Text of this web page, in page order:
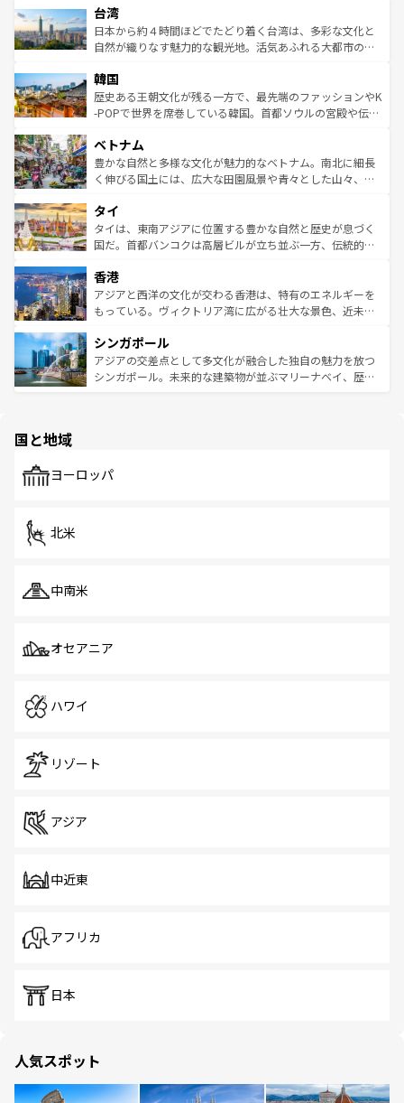
情報は
人々、おいしいローカルフードやハワイアンミュージッ
ク、伝統的なフラダンスなど、すべてがハワイの魅力を彩
っている。訪れるたびに新しい発見と感動が待っているハ
はコンテンツ一覧
リアリーフや大陸中央部にそびえるウルル（エアーズロッ
ク）、タスマニアの美しい原生林やケアンズの熱帯雨林な
ど、見どころがたくさん。また、カフェやワイン、オージ
いる。アクティビティも充実しており、サーフィンやダイ
ビング、ハイキングなど、アウトドア好きにはたまらな
い。オーストラリアの多彩な魅力を存分に味わいつくそ
参照してほしい。
台湾
日本から約４時間ほどでたどり着く台湾は、多彩な文化と
自然が織りなす魅力的な観光地。活気あふれる大都市の台
ン）、静ひつな山岳地帯である台湾東部など、都市の喧騒
と山間の静けさが共存しており、訪れる人に新しい発見と
驚きをもたらしてくれる。また、奥深い台湾の食文化も魅
容にもいいと評判のスイーツなど、バラエティ豊かな料理
が味わえる。 なお、新着の台湾情報は コンテンツ一覧を参
照してほしい。
韓国
歴史ある王朝文化が残る一方で、最先端のファッションやK
-POPで世界を席巻している韓国。首都ソウルの宮殿や伝統
き、地方に足を延ばせば四季折々の自然美を楽しむことが
できる。そして、キムチや焼肉、絶品のストリートフード
まで、さまざまな韓国料理が待っている。夜には、韓国な
リティに包まれながら、韓国の多彩な魅力を心ゆくまで味
わってみてほしい。 なお、新着の韓国情報はコンテンツ一
覧を参照してほしい。
ベトナム
豊かな自然と多様な文化が魅力的なベトナム。南北に細長
く伸びる国土には、広大な田園風景や青々とした山々、世
急速な発展と共に伝統が息づく。ハノイの古い町並みやホ
ーチミン市のフランス統治時代の建物も、独特の雰囲気を
醸し出している。また、バラエティの豊かさとおいしさで
とつ。フォーやバインミー、ベトナムコーヒーなどは、ぜ
ひ現地で味わいたい。どの地域を訪れてもあたたかい人々
が旅行者を迎えてくれるので、きっと忘れられない旅にな
参照してほしい。
タイ
タイは、東南アジアに位置する豊かな自然と歴史が息づく
国だ。首都バンコクは高層ビルが立ち並ぶ一方、伝統的な
の活気が交差している。北部ではチェンマイなどの山岳地
帯で自然と触れ合い、南部ではプーケットやクラビの美し
いビーチでリゾート気分を楽しむことができる。タイ料理
激する。気候は一年中温暖で、どの季節にも異なる楽しみ
が待っている。親しみやすいタイの人々、仏教を中心とし
た文化、そして多様な観光資源が、訪れる旅人を魅了し続
香港
アジアと西洋の文化が交わる香港は、特有のエネルギーを
もっている。ヴィクトリア湾に広がる壮大な景色、近未来
み、どこを訪れても感動するはず。観光スポットが密集し
ており、効率よく見どころを回れるのも魅力。息をのむよ
うな絶景から文化的な体験まで、香港を存分に楽しみ尽く
シンガポール
アジアの交差点として多文化が融合した独自の魅力を放つ
シンガポール。未来的な建築物が並ぶマリーナベイ、歴史
で、ホーカーズは地元の風情を楽しめる外せないスポット
国と地域
ヨーロッパ
北米
中南米
オセアニア
ハワイ
リゾート
アジア
中近東
アフリカ
日本
人気スポット